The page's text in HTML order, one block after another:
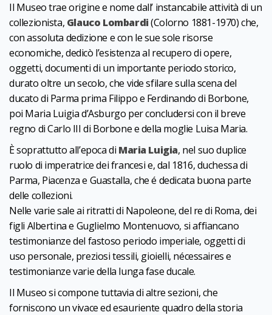
Il Museo trae origine e nome dall’ instancabile attività di un
collezionista, Glauco Lombardi(Colorno 1881-1970) che,
con assoluta dedizione e con le sue sole risorse
economiche, dedicò l’esistenza al recupero di opere,
oggetti, documenti di un importante periodo storico,
durato oltre un secolo, che vide sfilare sulla scena del
ducato di Parma prima Filippo e Ferdinando di Borbone,
poi Maria Luigia d’Asburgo per concludersi con il breve
regno di Carlo III di Borbone e della moglie Luisa Maria.
È soprattutto all’epoca di Maria Luigia, nel suo duplice
ruolo di imperatrice dei francesi e, dal 1816, duchessa di
Parma, Piacenza e Guastalla, che é dedicata buona parte
delle collezioni.
Nelle varie sale ai ritratti di Napoleone, del re di Roma, dei
figli Albertina e Guglielmo Montenuovo, si affiancano
testimonianze del fastoso periodo imperiale, oggetti di
uso personale, preziosi tessili, gioielli, nécessaires e
testimonianze varie della lunga fase ducale.
Il Museo si compone tuttavia di altre sezioni, che
forniscono un vivace ed esauriente quadro della storia